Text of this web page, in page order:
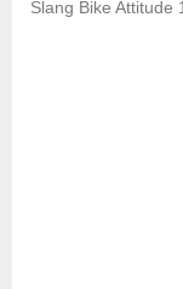
Slang Bike Attitude